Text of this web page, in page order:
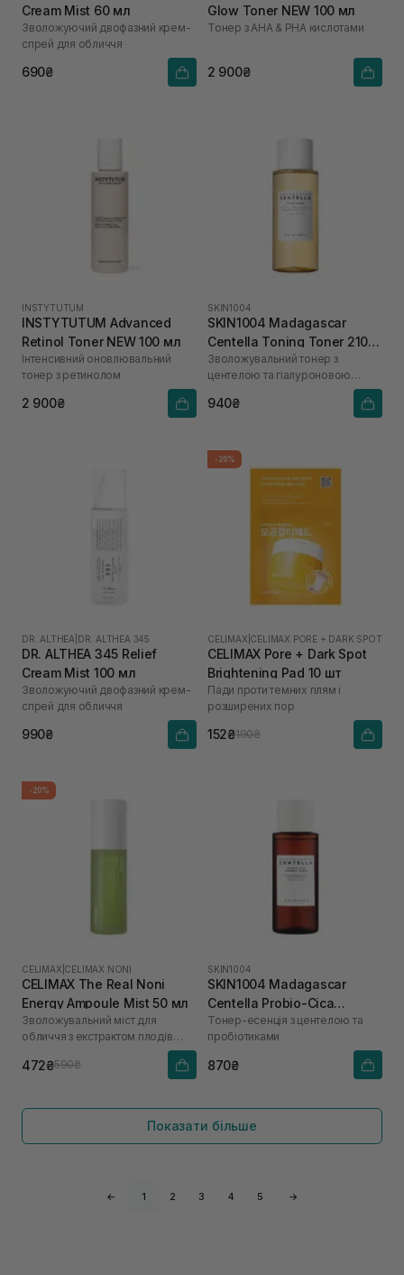
Cream Mist 60 мл
Зволожуючий двофазний крем-
спрей для обличчя
690₴
Glow Toner NEW 100 мл
Тонер з AHA & PHA кислотами
2 900₴
INSTYTUTUM
INSTYTUTUM Advanced
Retinol Toner NEW 100 мл
Інтенсивний оновлювальний
тонер з ретинолом
2 900₴
SKIN1004
SKIN1004 Madagascar
Centella Toning Toner 210
мл
Зволожувальний тонер з
центелою та гіалуроновою
940₴
DR. ALTHEA DR. ALTHEA 345
DR. ALTHEA 345 Relief
Cream Mist 100 мл
Зволожуючий двофазний крем-
спрей для обличчя
990₴
-20%
CELIMAX CELIMAX PORE + DARK SPOT
CELIMAX Pore + Dark Spot
Brightening Pad 10 шт
Пади проти темних плям і
розширених пор
152₴190₴
-20%
CELIMAX CELIMAX NONI
CELIMAX The Real Noni
Energy Ampoule Mist 50 мл
Зволожувальний міст для
обличчя з екстрактом плодів
472₴590₴
SKIN1004
SKIN1004 Madagascar
Centella Probio-Cica
Essense Toner 210 мл
Тонер-есенція з центелою та
пробіотиками
870₴
Показати більше
← 1 2 3 4 5 →